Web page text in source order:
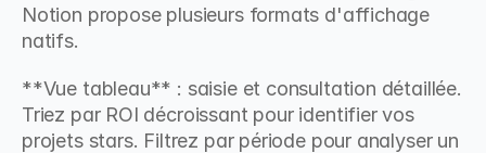
Notion propose plusieurs formats d'affichage
natifs.
**Vue tableau** : saisie et consultation détaillée.
Triez par ROI décroissant pour identifier vos
projets stars. Filtrez par période pour analyser un